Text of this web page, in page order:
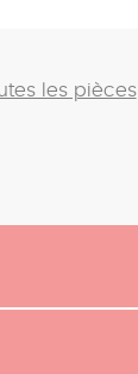
les pièces